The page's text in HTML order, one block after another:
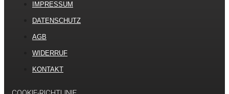
IMPRESSUM
DATENSCHUTZ
AGB
WIDERRUF
KONTAKT